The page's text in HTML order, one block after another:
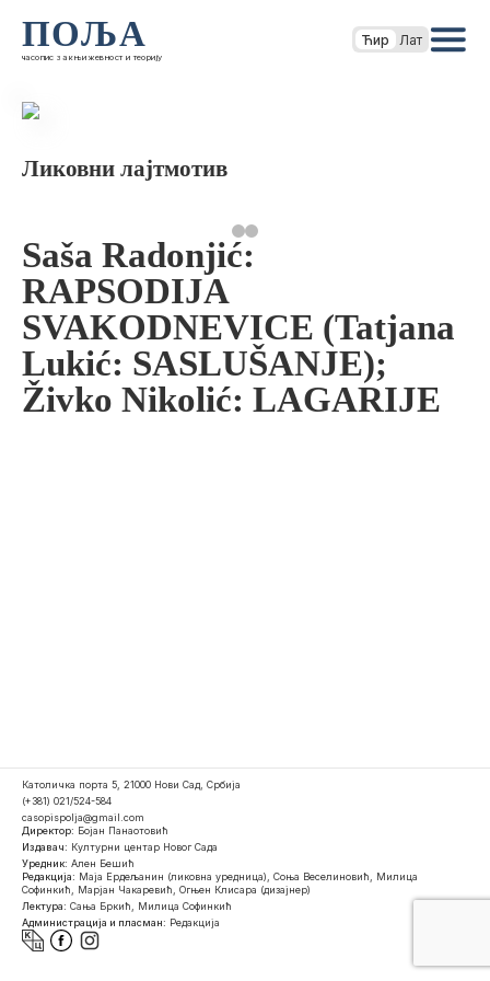
ПОЉА
часопис за књижевност и теорију
Ћир Лат
Ликовни лајтмотив
Saša Radonjić:
RAPSODIJA
SVAKODNEVICE (Tatjana
Lukić: SASLUŠANJE);
Živko Nikolić: LAGARIJE
Католичка порта 5, 21000 Нови Сад, Србија
(+381) 021/524-584
casopispolja@gmail.com
Директор: Бојан Панаотовић
Издавач: Културни центар Новог Сада
Уредник: Ален Бешић
Редакција: Маја Ердељанин (ликовна уредница), Соња Веселиновић, Милица
Софинкић, Марјан Чакаревић, Огњен Клисара (дизајнер)
Лектура: Сања Бркић, Милица Софинкић
Администрација и пласман: Редакција